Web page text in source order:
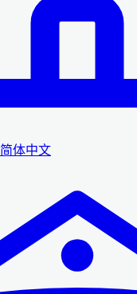
简体中文